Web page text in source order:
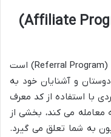
معرفی برنامه افیلیت (Affiliate Program)
کوکوین دارای یک برنامه افیلیت یا ارجاع (Referral Program) است
و آشنایان خود به
با استفاده از کد معرف
معامله می کند، بخشی از
به شما تعلق می گیرد.